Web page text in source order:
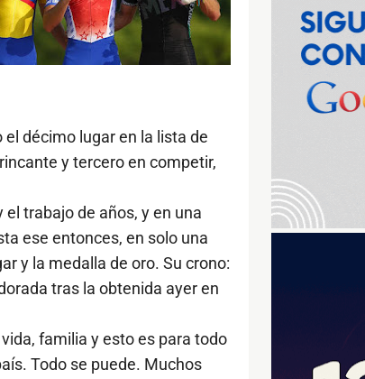
décimo lugar en la lista de
y tercero en competir,
trabajo de años, y en una
ese entonces, en solo una
y la medalla de oro. Su crono:
tras la obtenida ayer en
familia y esto es para todo
Todo se puede. Muchos